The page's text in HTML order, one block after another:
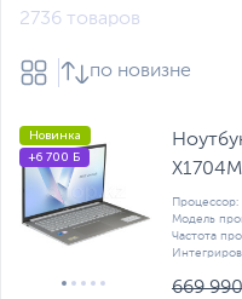
2736 товаров
по новизне
Новинка
+6 700 Б
Процессор:
Модель
Частота
669